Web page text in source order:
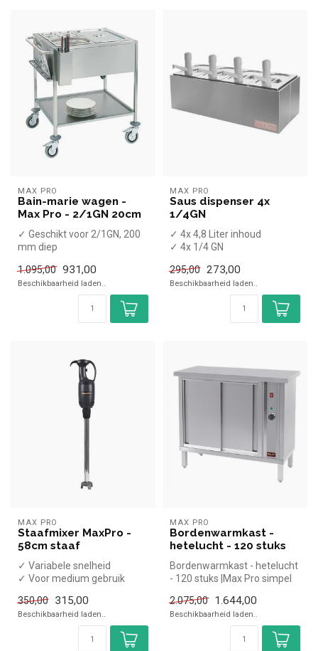
MAX PRO
Bain-marie wagen -
Max Pro - 2/1GN 20cm
✓ Geschikt voor 2/1GN, 200
mm diep
x Zonder GN bakken
✓ ...
1.095,00 931,00
Beschikbaarheid laden..
MAX PRO
Saus dispenser 4x
1/4GN
✓ 4x 4,8 Liter inhoud
✓ 4x 1/4 GN
295,00 273,00
Beschikbaarheid laden..
MAX PRO
Staafmixer MaxPro -
58cm staaf
✓ Variabele snelheid
✓ Voor medium gebruik
✓ 400 Watt
350,00 315,00
Beschikbaarheid laden..
MAX PRO
Bordenwarmkast -
hetelucht - 120 stuks
Bordenwarmkast - hetelucht
- 120 stuks |Max Pro simpel
2.075,00
1.644,00
Beschikbaarheid laden..